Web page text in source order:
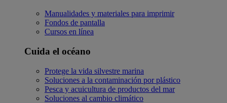
Manualidades y materiales para imprimir
Fondos de pantalla
Cursos en línea
Cuida el océano
Protege la vida silvestre marina
Soluciones a la contaminación por plástico
Pesca y acuicultura de productos del mar
Soluciones al cambio climático